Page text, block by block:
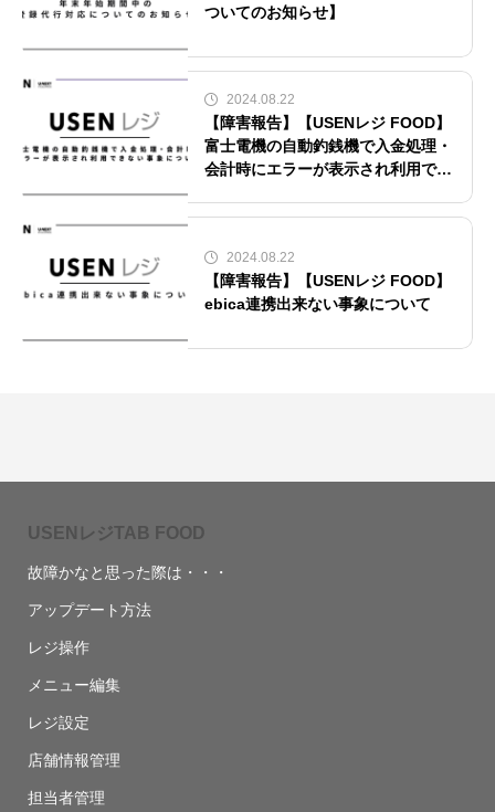
ついてのお知らせ】
2024.08.22
【障害報告】【USENレジ FOOD】
富士電機の自動釣銭機で入金処理・
会計時にエラーが表示され利用でき
2024.08.22
【障害報告】【USENレジ FOOD】
ebica連携出来ない事象について
USENレジTAB FOOD
故障かなと思った際は・・・
アップデート方法
レジ操作
メニュー編集
レジ設定
店舗情報管理
担当者管理